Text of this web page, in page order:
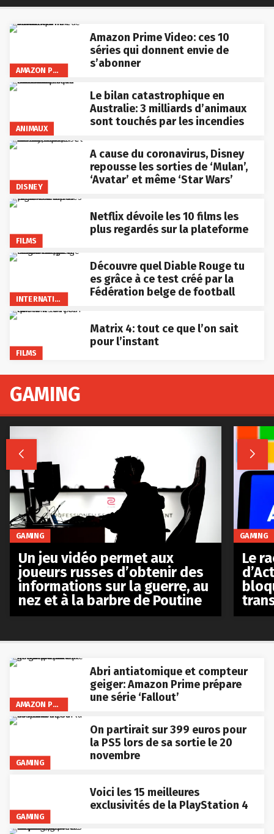
AMAZON PRIME VIDEO
Amazon Prime Video: ces 10
séries qui donnent envie de
s’abonner
ANIMAUX
Le bilan catastrophique en
Australie: 3 milliards d’animaux
sont touchés par les incendies
DISNEY
A cause du coronavirus, Disney
repousse les sorties de ‘Mulan’,
‘Avatar’ et même ‘Star Wars’
FILMS
Netflix dévoile les 10 films les
plus regardés sur la plateforme
INTERNATIONAL
Découvre quel Diable Rouge tu
es grâce à ce test créé par la
Fédération belge de football
FILMS
Matrix 4: tout ce que l’on sait
pour l’instant
AMAZON PRIME VIDEO
Abri antiatomique et compteur
geiger: Amazon Prime prépare
une série ‘Fallout’
GAMING
On partirait sur 399 euros pour
la PS5 lors de sa sortie le 20
novembre
GAMING
Voici les 15 meilleures
exclusivités de la PlayStation 4
GAMING
 
GAMING
Un jeu vidéo permet aux
joueurs russes d’obtenir des
informations sur la guerre, au
nez et à la barbre de Poutine
GAMING
Le